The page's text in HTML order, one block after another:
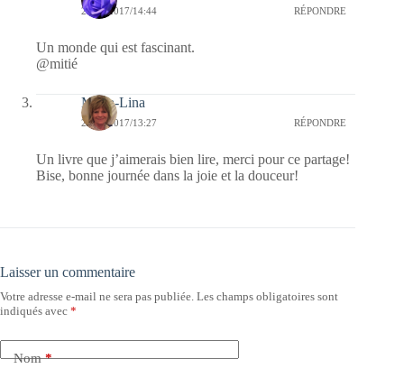
20/01/2017/14:44 RÉPONDRE
Un monde qui est fascinant.
@mitié
Maria-Lina
20/01/2017/13:27 RÉPONDRE
Un livre que j’aimerais bien lire, merci pour ce partage!
Bise, bonne journée dans la joie et la douceur!
Laisser un commentaire
Votre adresse e-mail ne sera pas publiée. Les champs obligatoires sont
indiqués avec *
Nom*